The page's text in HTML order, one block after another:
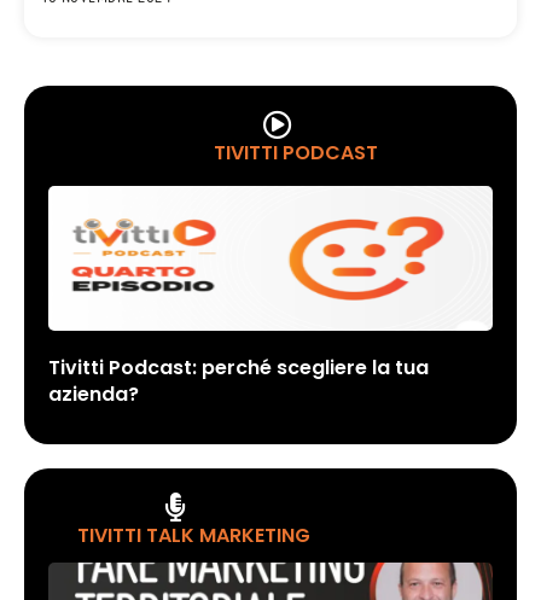
TIVITTI PODCAST
Tivitti Podcast: perché scegliere la tua
azienda?
TIVITTI TALK MARKETING